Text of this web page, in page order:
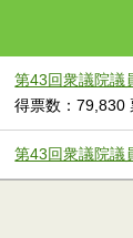
第43回衆議院議
得票数：79,830
第43回衆議院議